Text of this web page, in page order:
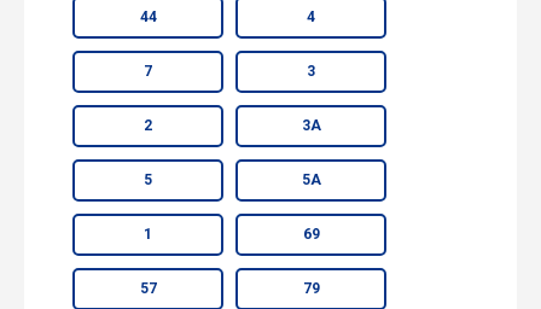
44 4
7 3
2 3А
5 5А
1 69
57 79